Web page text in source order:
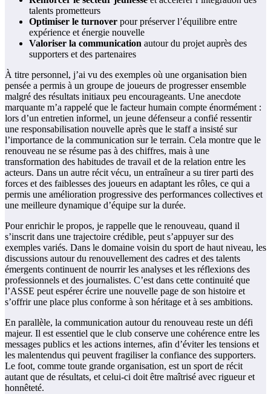
talents prometteurs
Optimiser le turnover pour préserver l’équilibre entre
expérience et énergie nouvelle
Valoriser la communication autour du projet auprès des
supporters et des partenaires
À titre personnel, j’ai vu des exemples où une organisation bien
pensée a permis à un groupe de joueurs de progresser ensemble
malgré des résultats initiaux peu encourageants. Une anecdote
marquante m’a rappelé que le facteur humain compte énormément :
lors d’un entretien informel, un jeune défenseur a confié ressentir
une responsabilisation nouvelle après que le staff a insisté sur
l’importance de la communication sur le terrain. Cela montre que le
renouveau ne se résume pas à des chiffres, mais à une
transformation des habitudes de travail et de la relation entre les
acteurs. Dans un autre récit vécu, un entraîneur a su tirer parti des
forces et des faiblesses des joueurs en adaptant les rôles, ce qui a
permis une amélioration progressive des performances collectives et
une meilleure dynamique d’équipe sur la durée.
Pour enrichir le propos, je rappelle que le renouveau, quand il
s’inscrit dans une trajectoire crédible, peut s’appuyer sur des
exemples variés. Dans le domaine voisin du sport de haut niveau, les
discussions autour du renouvellement des cadres et des talents
émergents continuent de nourrir les analyses et les réflexions des
professionnels et des journalistes. C’est dans cette continuité que
l’ASSE peut espérer écrire une nouvelle page de son histoire et
s’offrir une place plus conforme à son héritage et à ses ambitions.
En parallèle, la communication autour du renouveau reste un défi
majeur. Il est essentiel que le club conserve une cohérence entre les
messages publics et les actions internes, afin d’éviter les tensions et
les malentendus qui peuvent fragiliser la confiance des supporters.
Le foot, comme toute grande organisation, est un sport de récit
autant que de résultats, et celui-ci doit être maîtrisé avec rigueur et
honnêteté.